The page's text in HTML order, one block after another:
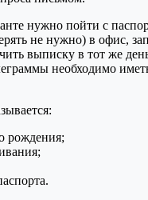
нужно пойти с
не нужно) в офис,
выписку в тот же
необходимо
рождения;